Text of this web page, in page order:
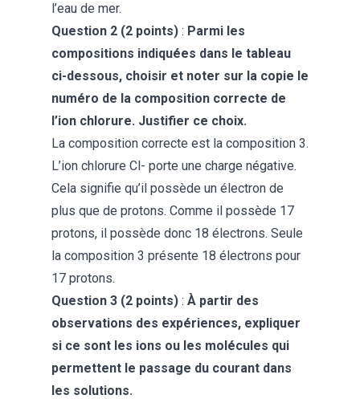
l’eau de mer.
Question 2 (2 points) : Parmi les
compositions indiquées dans le tableau
ci-dessous, choisir et noter sur la copie le
numéro de la composition correcte de
l’ion chlorure. Justifier ce choix.
La composition correcte est la composition 3.
L’ion chlorure Cl- porte une charge négative.
Cela signifie qu’il possède un électron de
plus que de protons. Comme il possède 17
protons, il possède donc 18 électrons. Seule
la composition 3 présente 18 électrons pour
17 protons.
Question 3 (2 points) : À partir des
observations des expériences, expliquer
si ce sont les ions ou les molécules qui
permettent le passage du courant dans
les solutions.